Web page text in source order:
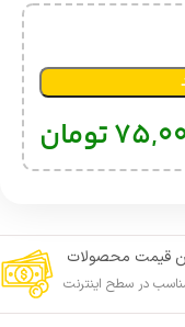
تومان
قیمت محصولات
در سطح اینترنت